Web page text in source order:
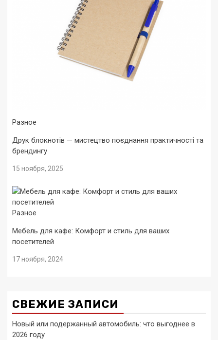
Разное
Друк блокнотів — мистецтво поєднання практичності та
брендингу
15 ноября, 2025
Разное
Мебель для кафе: Комфорт и стиль для ваших
посетителей
17 ноября, 2024
СВЕЖИЕ ЗАПИСИ
Новый или подержанный автомобиль: что выгоднее в
2026 году